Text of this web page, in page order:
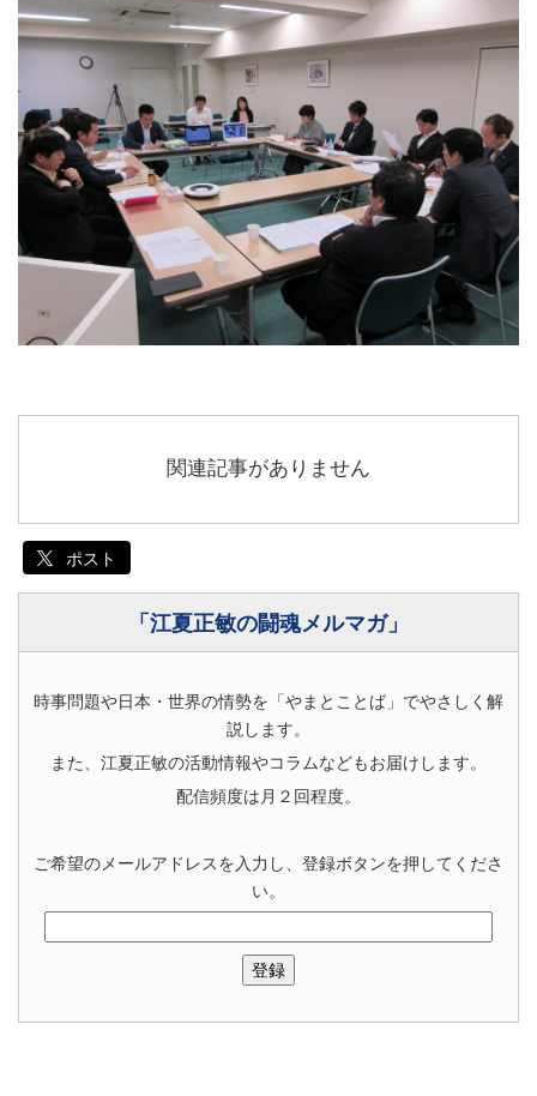
関連記事がありません
ポスト
「江夏正敏の闘魂メルマガ」
時事問題や日本・世界の情勢を「やまとことば」でやさしく解
説します。
また、江夏正敏の活動情報やコラムなどもお届けします。
配信頻度は月２回程度。
ご希望のメールアドレスを入力し、登録ボタンを押してくださ
い。